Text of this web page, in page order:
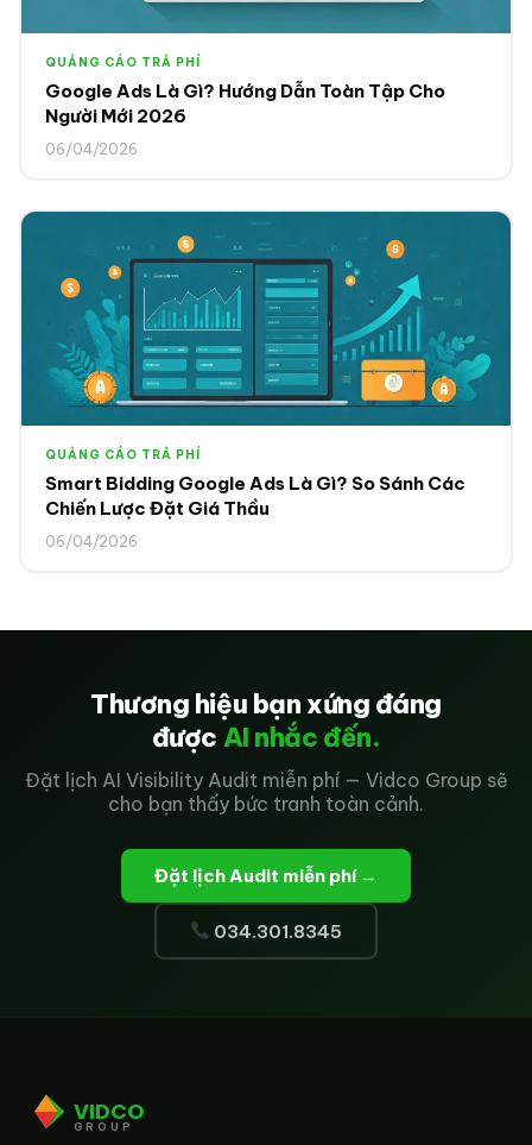
QUẢNG CÁO TRẢ PHÍ
Google Ads Là Gì? Hướng Dẫn Toàn Tập Cho
Người Mới 2026
06/04/2026
QUẢNG CÁO TRẢ PHÍ
Smart Bidding Google Ads Là Gì? So Sánh Các
Chiến Lược Đặt Giá Thầu
06/04/2026
Thương hiệu bạn xứng đáng
được AI nhắc đến.
Đặt lịch AI Visibility Audit miễn phí — Vidco Group sẽ
cho bạn thấy bức tranh toàn cảnh.
Đặt lịch Audit miễn phí →
034.301.8345
VIDCO
GROUP